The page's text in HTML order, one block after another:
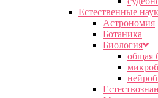
Естественные
Астрономия
Ботаника
Биология
общая